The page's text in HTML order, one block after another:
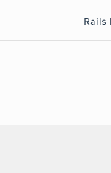
Rails